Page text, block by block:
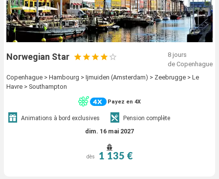
Norwegian Star
8 jours
de Copenhague
Copenhague > Hambourg > Ijmuiden (Amsterdam) > Zeebrugge > Le
Havre > Southampton
Payez en 4X
Animations à bord exclusives Pension complète
dim. 16 mai 2027
dès 1 135 €